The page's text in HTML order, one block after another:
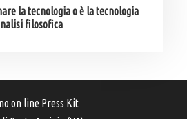
la tecnologia o è la tecnologia
filosofica
on line Press Kit